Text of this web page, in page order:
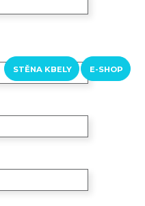
STĚNA KBELY E-SHOP